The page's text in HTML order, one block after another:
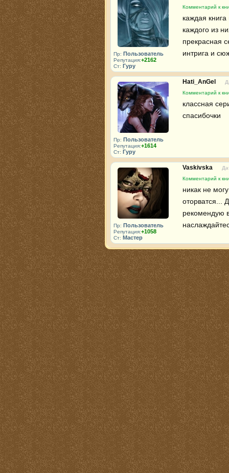
Пр: Пользователь
Репутация:+2162
Ст: Гуру
Комментарий к
каждая
каждого из
прекрасная
интрига и
Пр: Пользователь
Репутация:+1614
Ст: Гуру
Hati_AnGel
Комментарий к
классная
спасибочки
Пр: Пользователь
Репутация:+1058
Ст: Мастер
Vaskivska
Комментарий к
никак не
оторватся...
рекомендую